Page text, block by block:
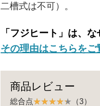
二槽式は不可）。
「フジヒート」は、
その理由はこちらをご
商品レビュー
総合点 （3）